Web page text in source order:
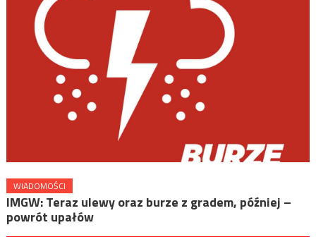
WIADOMOŚCI
IMGW: Teraz ulewy oraz burze z gradem, później –
powrót upałów